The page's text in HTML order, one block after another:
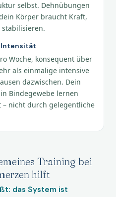
selbst. Dehnübungen
Körper braucht Kraft,
Intensität
Woche, konsequent über
als einmalige intensive
dazwischen. Dein
Bindegewebe lernen
– nicht durch gelegentliche
Training bei
hilft
das System ist